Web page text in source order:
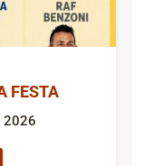
FESTA
2026